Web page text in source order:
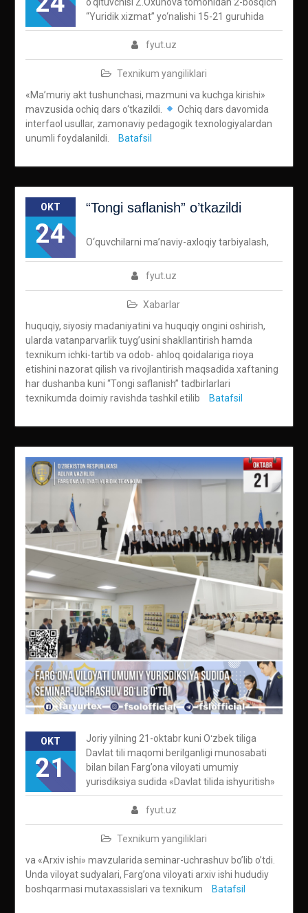
fyut.uz
Texnikum yangiliklari
“Yuridik xizmat” yo‘nalishi 15-21 guruhida
«Ma’muriy akt tushunchasi, mazmuni va kuchga kirishi»
mavzusida ochiq dars o‘tkazildi.
Ochiq dars davomida
interfaol usullar, zamonaviy pedagogik texnologiyalardan
unumli foydalanildi.
Batafsil
OKT
24
“Tongi saflanish” o’tkazildi
fyut.uz
Xabarlar
O‘quvchilarni ma’naviy-axloqiy tarbiyalash,
huquqiy, siyosiy madaniyatini va huquqiy ongini oshirish,
ularda vatanparvarlik tuyg’usini shakllantirish hamda
texnikum ichki-tartib va odob- ahloq qoidalariga rioya
etishini nazorat qilish va rivojlantirish maqsadida xaftaning
har dushanba kuni “Tongi saflanish” tadbirlarlari
texnikumda doimiy ravishda tashkil etilib
Batafsil
OKT
21
fyut.uz
Texnikum yangiliklari
Joriy yilning 21-oktabr kuni Oʻzbek tiliga
Davlat tili maqomi berilganligi munosabati
bilan bilan Farg’ona viloyati umumiy
yurisdiksiya sudida «Davlat tilida ishyuritish»
va «Arxiv ishi» mavzularida seminar-uchrashuv bo’lib o’tdi.
Unda viloyat sudyalari, Farg’ona viloyati arxiv ishi hududiy
boshqarmasi mutaxassislari va texnikum
Batafsil